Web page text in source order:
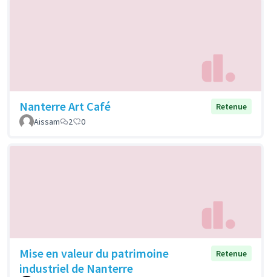
Nanterre Art Café
Retenue
Aissam
2 0
Mise en valeur du patrimoine
industriel de Nanterre
Retenue